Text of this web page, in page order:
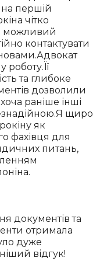
першій
чітко
можливий
контактувати
та глибоке
дозволили
раніше інші
щиро
як
фахівця для
питань,
документів та
отримала
дуже
відгук!